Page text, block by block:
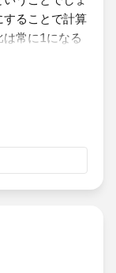
することで計算
常に1になる
算は不要にな